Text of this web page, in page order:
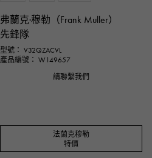
弗蘭克·穆勒（Frank Muller）
先鋒隊
型號： V32QZACVL
產品編號： W149657
請聯繫我們
法蘭克穆勒
特價